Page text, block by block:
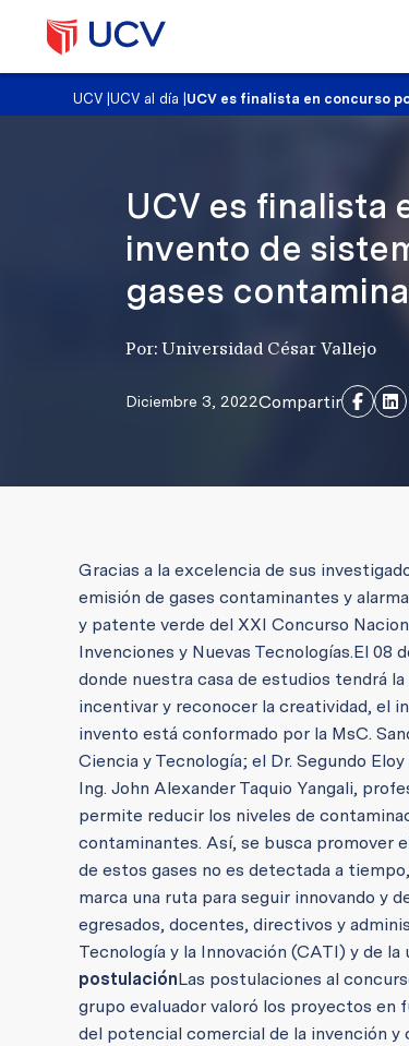
UCV |UCV al día UCV es finalista en concurso
UCV es finalista
invento de
gases
Por: Universidad César Vallejo
Diciembre 3, 2022Compartir
Gracias a la excelencia de sus
emisión de gases contaminantes y
y patente verde del XXI Concurso
Invenciones y Nuevas Tecnologías.El 08
donde nuestra casa de estudios tendrá
incentivar y reconocer la creatividad, el
invento está conformado por la MsC.
Ciencia y Tecnología; el Dr. Segundo
Ing. John Alexander Taquio Yangali,
permite reducir los niveles de
contaminantes. Así, se busca promover
de estos gases no es detectada a
marca una ruta para seguir innovando y
egresados, docentes, directivos y
Tecnología y la Innovación (CATI) y de la
postulaciónLas postulaciones al
grupo evaluador valoró los proyectos
del potencial comercial de la invención y